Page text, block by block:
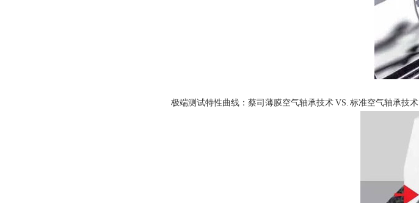
极端测试特性曲线：蔡司薄膜空气轴承技术 VS. 标准空气轴承技术